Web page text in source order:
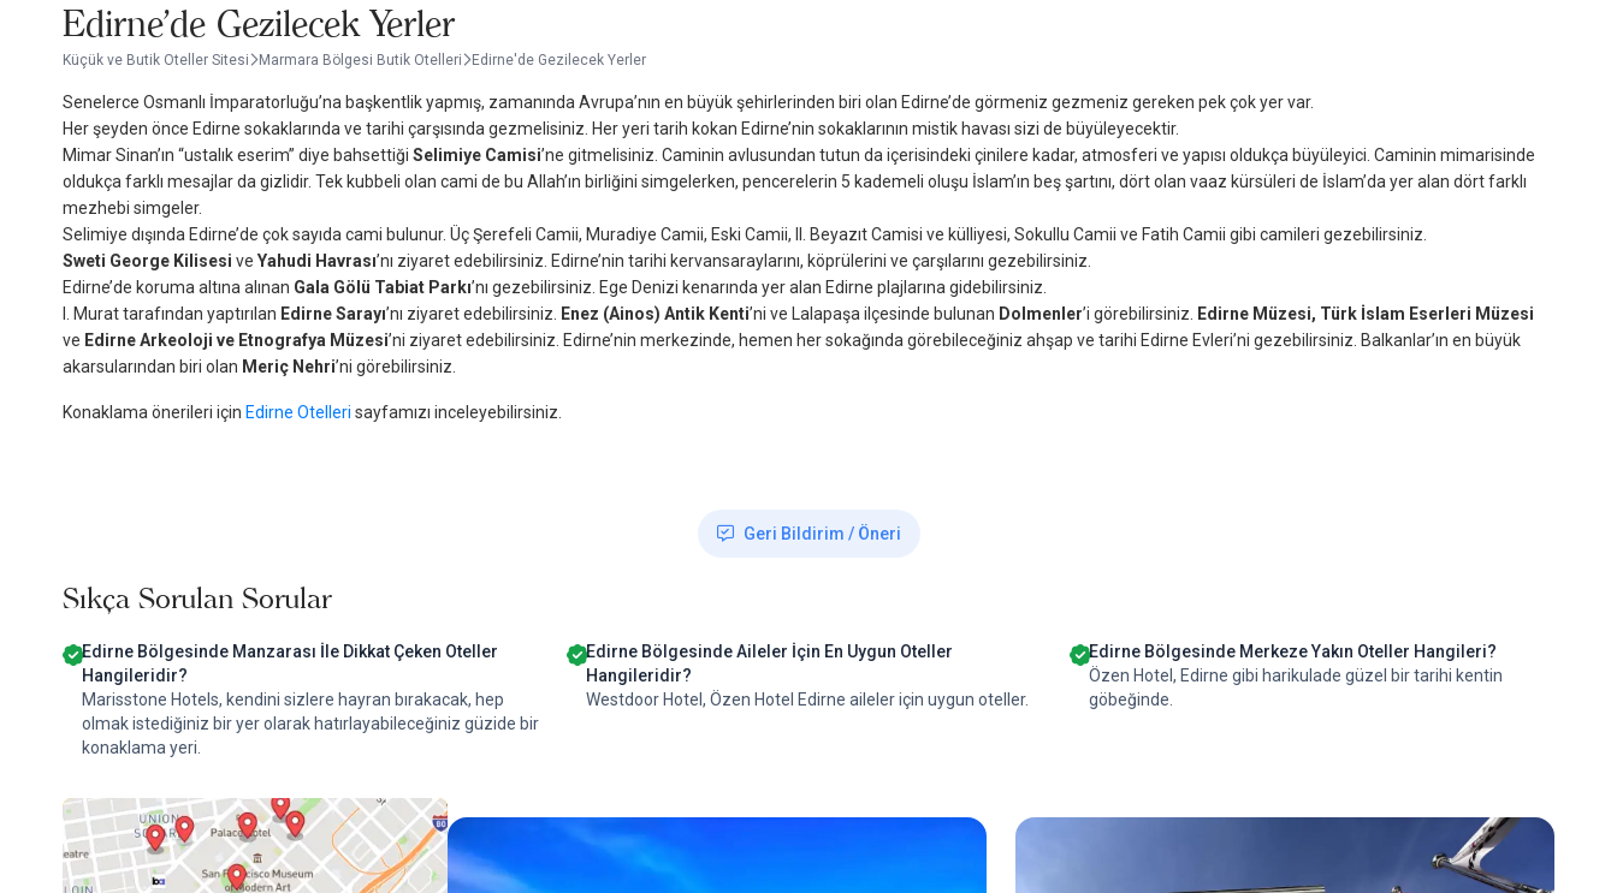
Edirne'de Gezilecek Yerler
Küçük ve Butik Oteller Sitesi Marmara Bölgesi Butik Otelleri Edirne'de Gezilecek Yerler
Senelerce Osmanlı İmparatorluğu’na başkentlik yapmış, zamanında Avrupa’nın en büyük şehirlerinden biri olan Edirne’de görmeniz gezmeniz gereken pek çok yer var.
Her şeyden önce Edirne sokaklarında ve tarihi çarşısında gezmelisiniz. Her yeri tarih kokan Edirne’nin sokaklarının mistik havası sizi de büyüleyecektir.
Mimar Sinan’ın “ustalık eserim” diye bahsettiği Selimiye Camisi’ne gitmelisiniz. Caminin avlusundan tutun da içerisindeki çinilere kadar, atmosferi ve yapısı oldukça büyüleyici. Caminin mimarisinde
oldukça farklı mesajlar da gizlidir. Tek kubbeli olan cami de bu Allah’ın birliğini simgelerken, pencerelerin 5 kademeli oluşu İslam’ın beş şartını, dört olan vaaz kürsüleri de İslam’da yer alan dört farklı
mezhebi simgeler.
Selimiye dışında Edirne’de çok sayıda cami bulunur. Üç Şerefeli Camii, Muradiye Camii, Eski Camii, II. Beyazıt Camisi ve külliyesi, Sokullu Camii ve Fatih Camii gibi camileri gezebilirsiniz.
Sweti George Kilisesi ve Yahudi Havrası’nı ziyaret edebilirsiniz. Edirne’nin tarihi kervansaraylarını, köprülerini ve çarşılarını gezebilirsiniz.
Edirne’de koruma altına alınan Gala Gölü Tabiat Parkı’nı gezebilirsiniz. Ege Denizi kenarında yer alan Edirne plajlarına gidebilirsiniz.
I. Murat tarafından yaptırılan Edirne Sarayı’nı ziyaret edebilirsiniz. Enez (Ainos) Antik Kenti’ni ve Lalapaşa ilçesinde bulunan Dolmenler’i görebilirsiniz.
Edirne Müzesi, Türk İslam Eserleri Müzesi
ve Edirne Arkeoloji ve Etnografya Müzesi’ni ziyaret edebilirsiniz. Edirne’nin merkezinde, hemen her sokağında görebileceğiniz ahşap ve tarihi Edirne Evleri’ni gezebilirsiniz. Balkanlar’ın en büyük
akarsularından biri olan Meriç Nehri’ni görebilirsiniz.
Konaklama önerileri için Edirne Otelleri sayfamızı inceleyebilirsiniz.
Geri Bildirim / Öneri
Sıkça Sorulan Sorular
Edirne Bölgesinde Manzarası İle Dikkat Çeken Oteller
Hangileridir?
Marisstone Hotels, kendini sizlere hayran bırakacak, hep
olmak istediğiniz bir yer olarak hatırlayabileceğiniz güzide bir
konaklama yeri.
Edirne Bölgesinde Aileler İçin En Uygun Oteller
Hangileridir?
Westdoor Hotel, Özen Hotel Edirne aileler için uygun oteller.
Edirne Bölgesinde Merkeze Yakın Oteller Hangileri?
Özen Hotel, Edirne gibi harikulade güzel bir tarihi kentin
göbeğinde.